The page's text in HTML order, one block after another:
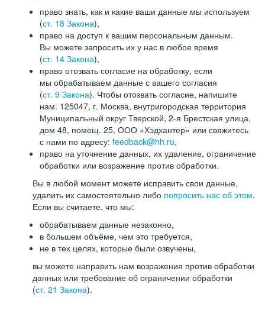
право знать, как и какие ваши данные мы используем
(ст. 18 Закона),
право на доступ к вашим персональным данным.
Вы можете запросить их у нас в любое время
(ст. 14 Закона),
право отозвать согласие на обработку, если
мы обрабатываем данные с вашего согласия
(ст. 9 Закона). Чтобы отозвать согласие, напишите
нам: 125047, г. Москва, внутригородская территория
Муниципальный округ Тверской, 2-я Брестская улица,
дом 48, помещ. 25, ООО «Хэдхантер» или свяжитесь
с нами по адресу: feedback@hh.ru,
право на уточнение данных, их удаление, ограничение
обработки или возражение против обработки.
Вы в любой момент можете исправить свои данные,
удалить их самостоятельно либо попросить нас об этом.
Если вы считаете, что мы:
обрабатываем данные незаконно,
в большем объёме, чем это требуется,
не в тех целях, которые были озвучены,
вы можете направить нам возражения против обработки
данных или требование об ограничении обработки
(ст. 21 Закона).